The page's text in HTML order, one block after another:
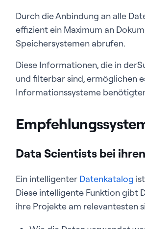
Durch die Anbindung an alle
effizient ein Maximum an
Speichersystemen abrufen.
Diese Informationen, die inder
und filterbar sind, ermöglichen
Informationssysteme
Data Scientists bei
Ein intelligenter Datenkatalog
Diese intelligente Funktion gibt
ihre Projekte am relevantesten